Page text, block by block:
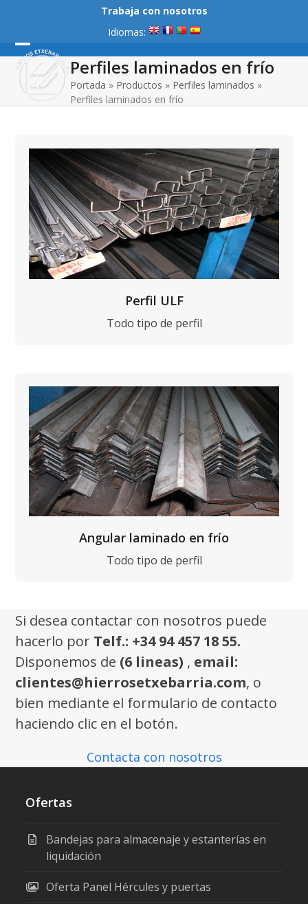
content
Trabaja con nosotros
Idiomas:
Open
mobile
menu
Close
mobile
menu
Perfiles laminados en frío
Portada » Productos » Perfiles laminados »
Perfiles laminados en frío
Perfil ULF
Todo tipo de perfil
Angular laminado en frío
Todo tipo de perfil
Si desea contactar con nosotros puede
hacerlo por Telf.: +34 94 457 18 55.
Disponemos de (6 lineas) , email:
clientes@hierrosetxebarria.com, o
bien mediante el formulario de contacto
haciendo clic en el botón.
Contacta con nosotros
Ofertas
Bandejas para almacenaje y estanterías en
liquidación
Oferta Panel Hércules y puertas